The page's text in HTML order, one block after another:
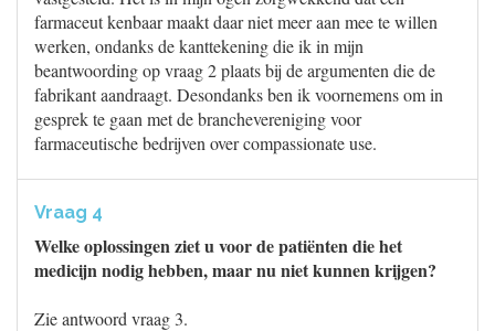
farmaceut kenbaar maakt daar niet meer aan mee te willen
werken, ondanks de kanttekening die ik in mijn
beantwoording op vraag 2 plaats bij de argumenten die de
fabrikant aandraagt. Desondanks ben ik voornemens om in
gesprek te gaan met de branchevereniging voor
farmaceutische bedrijven over compassionate use.
Vraag 4
Welke oplossingen ziet u voor de patiënten die het
medicijn nodig hebben, maar nu niet kunnen krijgen?
Zie antwoord vraag 3.